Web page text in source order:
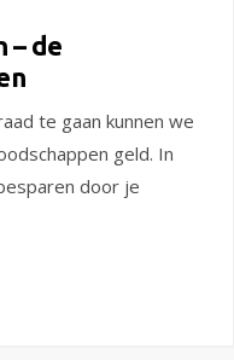
– de
te gaan kunnen we
geld. In
door je